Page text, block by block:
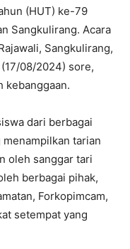
(HUT) ke-79
Sangkulirang. Acara
Sangkulirang,
08/2024) sore,
kebanggaan.
dari berbagai
tarian
oleh sanggar tari
berbagai pihak,
Forkopimcam,
setempat yang